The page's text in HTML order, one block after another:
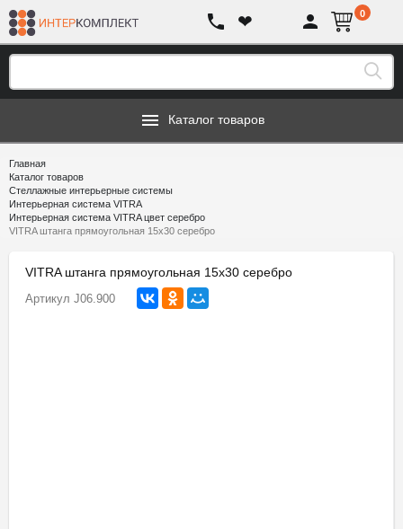
❤ 0
Каталог товаров
Главная
Каталог товаров
Стеллажные интерьерные системы
Интерьерная система VITRA
Интерьерная система VITRA цвет серебро
VITRA штанга прямоугольная 15х30 серебро
VITRA штанга прямоугольная 15х30 серебро
Артикул J06.900